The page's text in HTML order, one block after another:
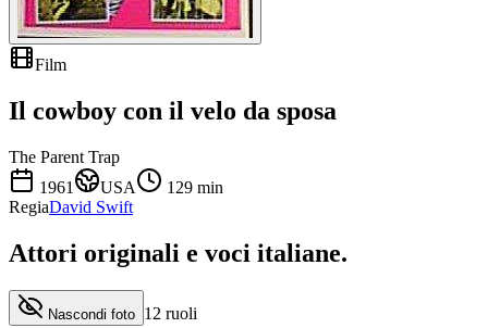
Film
Il cowboy con il velo da sposa
The Parent Trap
1961
USA 129 min
RegiaDavid Swift
Attori originali e voci italiane.
Nascondi foto 12 ruoli